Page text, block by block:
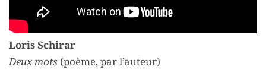
Loris Schirar
Deux mots (poème, par l’auteur)